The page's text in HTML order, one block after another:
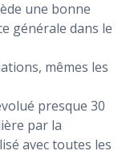
une bonne
générale dans le
mêmes les
presque 30
par la
avec toutes les